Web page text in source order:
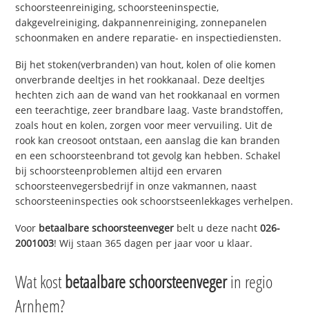
schoorsteenreiniging, schoorsteeninspectie,
dakgevelreiniging, dakpannenreiniging, zonnepanelen
schoonmaken en andere reparatie- en inspectiediensten.
Bij het stoken(verbranden) van hout, kolen of olie komen
onverbrande deeltjes in het rookkanaal. Deze deeltjes
hechten zich aan de wand van het rookkanaal en vormen
een teerachtige, zeer brandbare laag. Vaste brandstoffen,
zoals hout en kolen, zorgen voor meer vervuiling. Uit de
rook kan creosoot ontstaan, een aanslag die kan branden
en een schoorsteenbrand tot gevolg kan hebben. Schakel
bij schoorsteenproblemen altijd een ervaren
schoorsteenvegersbedrijf in onze vakmannen, naast
schoorsteeninspecties ook schoorstseenlekkages verhelpen.
Voor betaalbare schoorsteenveger belt u deze nacht026-
2001003! Wij staan 365 dagen per jaar voor u klaar.
Wat kostbetaalbare schoorsteenvegerin regio
Arnhem?